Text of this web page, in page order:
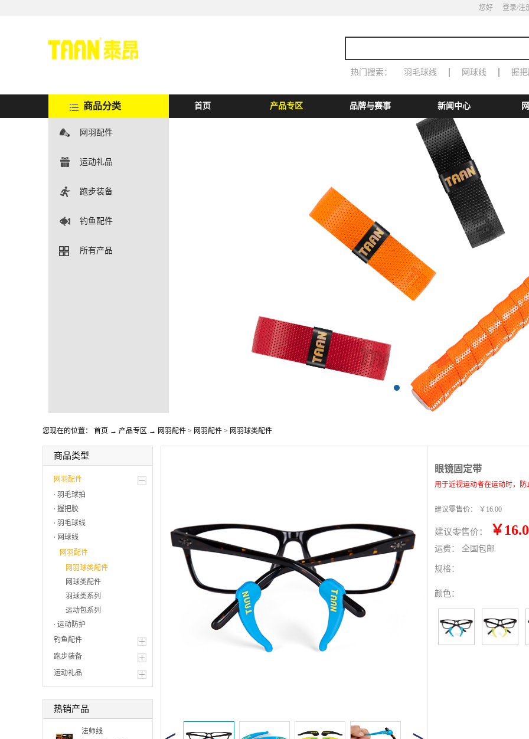
您好 登录/注
热门搜索： 羽毛球线 网球线 握
商品分类
网羽配件
运动礼品
跑步装备
钓鱼配件
所有产品
首页 产品专区 品牌与赛事 新闻中心
您现在的位置： 首页 → 产品专区 → 网羽配件 > 网羽配件 > 网羽球类配件
商品类型
网羽配件
羽毛球拍
握把胶
羽毛球线
网球线
网羽配件
网羽球类配件
网球类配件
羽球类系列
运动包系列
运动防护
钓鱼配件
跑步装备
运动礼品
热销产品
法师线
眼镜固定带
用于近视运动者在运动时，
建议零售价： ￥16.00
建议零售价： ￥
运费： 全国包邮
规格：
颜色：